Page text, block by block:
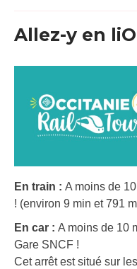
Allez-y en liO
En train : A moins de
! (environ 9 min et 791
En car : A moins de 10
Gare SNCF !
Cet arrêt est situé sur